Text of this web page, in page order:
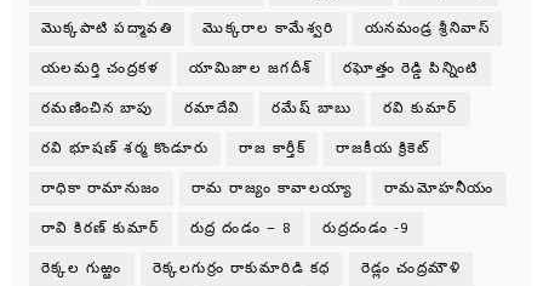
మొక్కపాటి పద్మావతి మొక్కరాల కామేశ్వరి యనమండ్ర శ్రీనివాస్
యలమర్తి చంద్రకళ యామిజాల జగదీశ్ రఘోత్తం రెడ్డి పిన్నింటి
రమణించిన బాపు రమాదేవి రమేష్ బాబు రవి కుమార్
రవి భూషణ్ శర్మ కొండూరు రాజ కార్తీక్ రాజకీయ క్రికెట్
రాధికా రామానుజం రామ రాజ్యం కావాలయ్యా రామమోహనీయం
రావి కిరణ్ కుమార్ రుద్ర దండం – 8 రుద్రదండం -9
రెక్కల గుఱ్ఱం రెక్కలగుర్రం రాకుమారిడి కధ రెడ్లం చంద్రమౌళి